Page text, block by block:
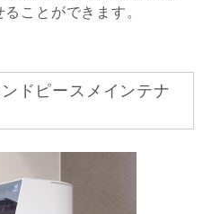
ことができます。
ドピースメインテナ